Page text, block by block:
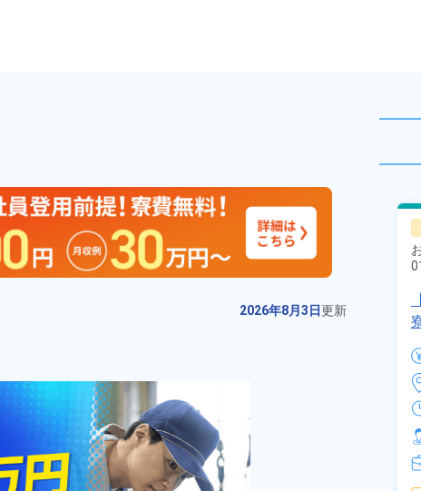
！資格や経験は不問★未経験
2026年8月3日更新
未読
派遣社員
お仕事No.12364-
02
2026年8月3日
特殊車両の製造！溶接経験が活か
せる★嬉しい日勤＆土日祝休みで
ク♪《神奈川県相模原市中央区》
勤務地
勤務時間
雇用形態
派遣社員
職種
加工,組立・組付け,板
金・塗装,溶接,フォーク